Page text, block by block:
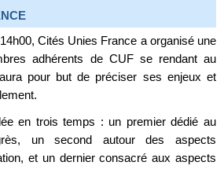
Cités Unies France a organisé une
adhérents de CUF se rendant au
pour but de préciser ses enjeux et
en trois temps : un premier dédié au
un second autour des aspects
et un dernier consacré aux aspects